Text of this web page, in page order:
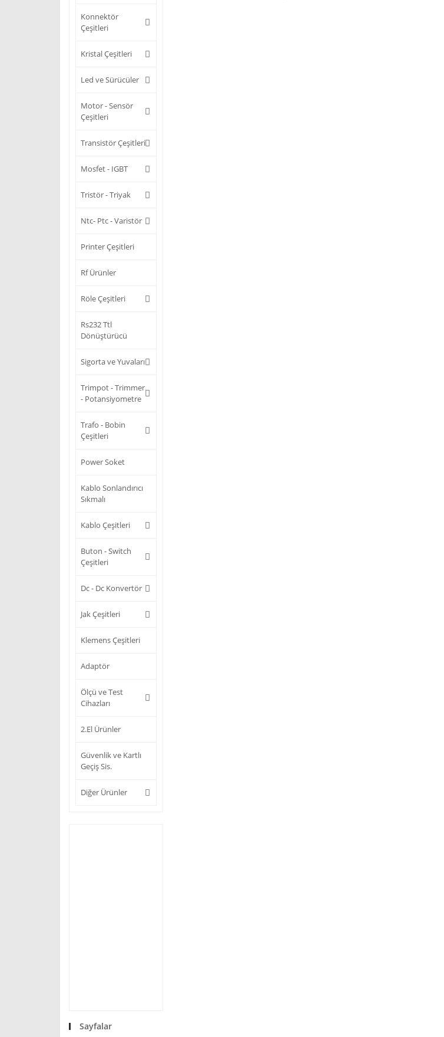
Konnektör
Çeşitleri
Kristal Çeşitleri
Led ve Sürücüler
Motor - Sensör
Çeşitleri
Transistör Çeşitleri
Mosfet - IGBT
Tristör - Triyak
Ntc- Ptc - Varistör
Printer Çeşitleri
Rf Ürünler
Röle Çeşitleri
Rs232 Ttl
Dönüştürücü
Sigorta ve Yuvaları
Trimpot - Trimmer
- Potansiyometre
Trafo - Bobin
Çeşitleri
Power Soket
Kablo Sonlandırıcı
Sıkmalı
Kablo Çeşitleri
Buton - Switch
Çeşitleri
Dc - Dc Konvertör
Jak Çeşitleri
Klemens Çeşitleri
Adaptör
Ölçü ve Test
Cihazları
2.El Ürünler
Güvenlik ve Kartlı
Geçiş Sis.
Diğer Ürünler
Sayfalar